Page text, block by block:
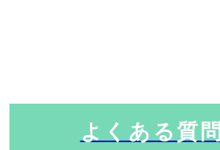
示する場合
よくある質問